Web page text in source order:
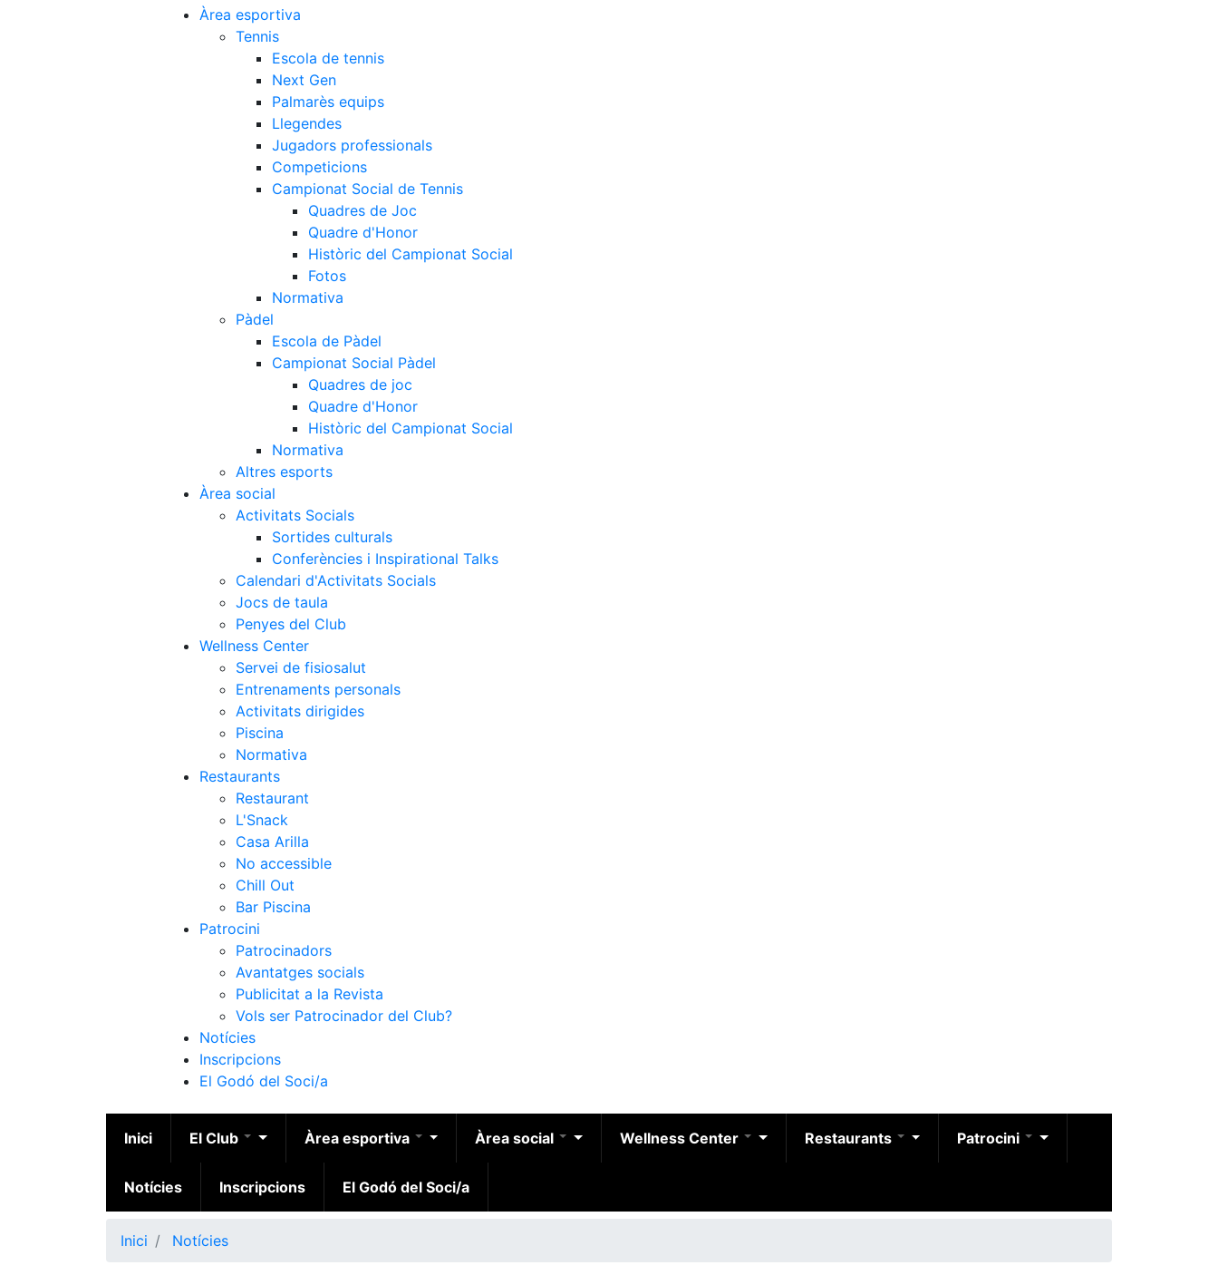
Àrea esportiva
Tennis
Escola de tennis
Next Gen
Palmarès equips
Llegendes
Jugadors professionals
Competicions
Campionat Social de Tennis
Quadres de Joc
Quadre d'Honor
Històric del Campionat Social
Fotos
Normativa
Pàdel
Escola de Pàdel
Campionat Social Pàdel
Quadres de joc
Quadre d'Honor
Històric del Campionat Social
Normativa
Altres esports
Àrea social
Activitats Socials
Sortides culturals
Conferències i Inspirational Talks
Calendari d'Activitats Socials
Jocs de taula
Penyes del Club
Wellness Center
Servei de fisiosalut
Entrenaments personals
Activitats dirigides
Piscina
Normativa
Restaurants
Restaurant
L'Snack
Casa Arilla
No accessible
Chill Out
Bar Piscina
Patrocini
Patrocinadors
Avantatges socials
Publicitat a la Revista
Vols ser Patrocinador del Club?
Notícies
Inscripcions
El Godó del Soci/a
Inici El Club Àrea esportiva Àrea social Wellness Center Restaurants Patrocini
Notícies Inscripcions El Godó del Soci/a
Inici Notícies